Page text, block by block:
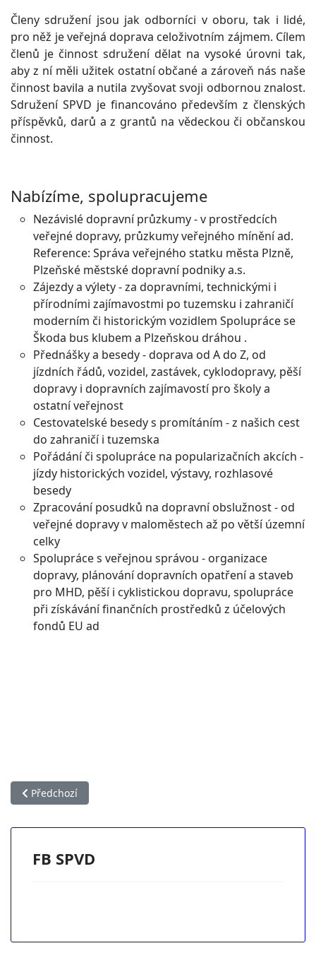
Členy sdružení jsou jak odborníci v oboru, tak i lidé,
pro něž je veřejná doprava celoživotním zájmem. Cílem
členů je činnost sdružení dělat na vysoké úrovni tak,
aby z ní měli užitek ostatní občané a zároveň nás naše
činnost bavila a nutila zvyšovat svoji odbornou znalost.
Sdružení SPVD je financováno především z členských
příspěvků, darů a z grantů na vědeckou či občanskou
činnost.
Nabízíme, spolupracujeme
Nezávislé dopravní průzkumy - v prostředcích
veřejné dopravy, průzkumy veřejného mínění ad.
Reference: Správa veřejného statku města Plzně,
Plzeňské městské dopravní podniky a.s.
Zájezdy a výlety - za dopravními, technickými i
přírodními zajímavostmi po tuzemsku i zahraničí
moderním či historickým vozidlem Spolupráce se
Škoda bus klubem a Plzeňskou dráhou .
Přednášky a besedy - doprava od A do Z, od
jízdních řádů, vozidel, zastávek, cyklodopravy, pěší
dopravy i dopravních zajímavostí pro školy a
ostatní veřejnost
Cestovatelské besedy s promítáním - z našich cest
do zahraničí i tuzemska
Pořádání či spolupráce na popularizačních akcích -
jízdy historických vozidel, výstavy, rozhlasové
besedy
Zpracování posudků na dopravní obslužnost - od
veřejné dopravy v maloměstech až po větší územní
celky
Spolupráce s veřejnou správou - organizace
dopravy, plánování dopravních opatření a staveb
pro MHD, pěší i cyklistickou dopravu, spolupráce
při získávání finančních prostředků z účelových
fondů EU ad
Předchozí článek: Aktuálně
Předchozí
FB SPVD